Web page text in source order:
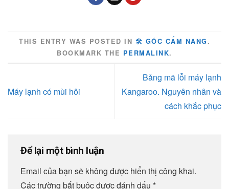
THIS ENTRY WAS POSTED IN 🛠️ GÓC CẨM NANG .
BOOKMARK THE PERMALINK.
Máy lạnh có mùi hôi
Bảng mã lỗi máy lạnh
Kangaroo. Nguyên nhân và
cách khắc phục
Để lại một bình luận
Email của bạn sẽ không được hiển thị công khai.
Các trường bắt buộc được đánh dấu *